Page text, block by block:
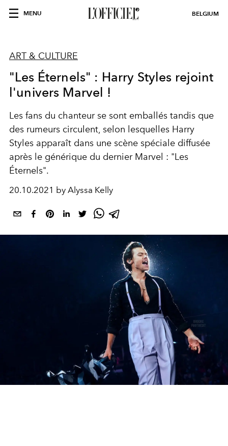
MENU BELGIUM
ART & CULTURE
"Les Éternels" : Harry Styles rejoint
l'univers Marvel !
Les fans du chanteur se sont emballés tandis que
des rumeurs circulent, selon lesquelles Harry
Styles apparaît dans une scène spéciale diffusée
après le générique du dernier Marvel : "Les
Éternels".
20.10.2021 by Alyssa Kelly